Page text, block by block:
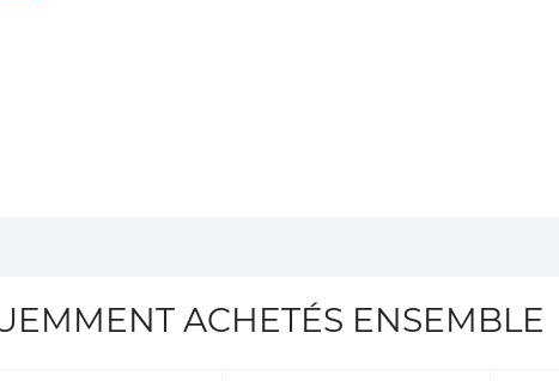
ACHETÉS ENSEMBLE